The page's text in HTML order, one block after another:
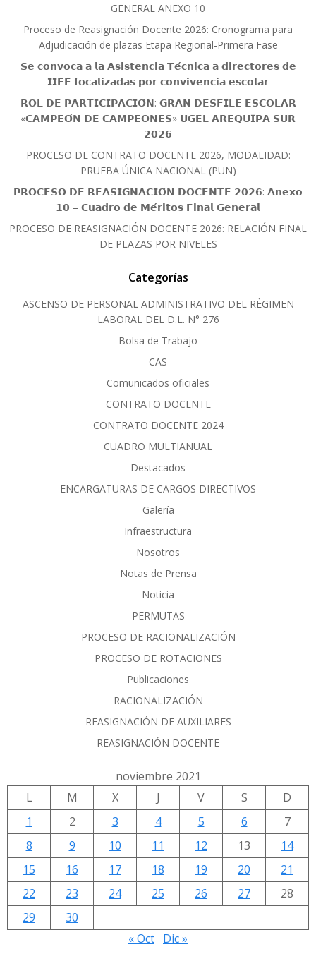
GENERAL ANEXO 10
Proceso de Reasignación Docente 2026: Cronograma para
Adjudicación de plazas Etapa Regional-Primera Fase
𝗦𝗲 𝗰𝗼𝗻𝘃𝗼𝗰𝗮 𝗮 𝗹𝗮 𝗔𝘀𝗶𝘀𝘁𝗲𝗻𝗰𝗶𝗮 𝗧𝗲́𝗰𝗻𝗶𝗰𝗮 𝗮 𝗱𝗶𝗿𝗲𝗰𝘁𝗼𝗿𝗲𝘀 𝗱𝗲
𝗜𝗜𝗘𝗘 𝗳𝗼𝗰𝗮𝗹𝗶𝘇𝗮𝗱𝗮𝘀 𝗽𝗼𝗿 𝗰𝗼𝗻𝘃𝗶𝘃𝗲𝗻𝗰𝗶𝗮 𝗲𝘀𝗰𝗼𝗹𝗮𝗿
𝗥𝗢𝗟 𝗗𝗘 𝗣𝗔𝗥𝗧𝗜𝗖𝗜𝗣𝗔𝗖𝗜𝗢́𝗡: 𝗚𝗥𝗔𝗡 𝗗𝗘𝗦𝗙𝗜𝗟𝗘 𝗘𝗦𝗖𝗢𝗟𝗔𝗥
«𝗖𝗔𝗠𝗣𝗘𝗢́𝗡 𝗗𝗘 𝗖𝗔𝗠𝗣𝗘𝗢𝗡𝗘𝗦» 𝗨𝗚𝗘𝗟 𝗔𝗥𝗘𝗤𝗨𝗜𝗣𝗔 𝗦𝗨𝗥
𝟮𝟬𝟮𝟲
PROCESO DE CONTRATO DOCENTE 2026, MODALIDAD:
PRUEBA ÚNICA NACIONAL (PUN)
𝗣𝗥𝗢𝗖𝗘𝗦𝗢 𝗗𝗘 𝗥𝗘𝗔𝗦𝗜𝗚𝗡𝗔𝗖𝗜𝗢́𝗡 𝗗𝗢𝗖𝗘𝗡𝗧𝗘 𝟮𝟬𝟮𝟲: 𝗔𝗻𝗲𝘅𝗼
𝟭𝟬 – 𝗖𝘂𝗮𝗱𝗿𝗼 𝗱𝗲 𝗠𝗲́𝗿𝗶𝘁𝗼𝘀 𝗙𝗶𝗻𝗮𝗹 𝗚𝗲𝗻𝗲𝗿𝗮𝗹
PROCESO DE REASIGNACIÓN DOCENTE 2026: RELACIÓN FINAL
DE PLAZAS POR NIVELES
Categorías
ASCENSO DE PERSONAL ADMINISTRATIVO DEL RÈGIMEN
LABORAL DEL D.L. N° 276
Bolsa de Trabajo
CAS
Comunicados oficiales
CONTRATO DOCENTE
CONTRATO DOCENTE 2024
CUADRO MULTIANUAL
Destacados
ENCARGATURAS DE CARGOS DIRECTIVOS
Galería
Infraestructura
Nosotros
Notas de Prensa
Noticia
PERMUTAS
PROCESO DE RACIONALIZACIÓN
PROCESO DE ROTACIONES
Publicaciones
RACIONALIZACIÓN
REASIGNACIÓN DE AUXILIARES
REASIGNACIÓN DOCENTE
noviembre 2021
L
M X J V S
D
1
2 3 4 5 6
7
8
9 10 11 12 13
14
15
16 17 18 19 20
21
22
23 24 25 26 27
28
29
30
« Oct Dic »